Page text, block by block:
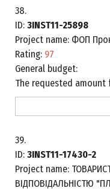
38.
ID: 3INST11-25898
Project name: ФОП
Rating: 97
General budget:
The requested amount
39.
ID: 3INST11-17430-2
Project name:
ВІДПОВІДАЛЬНІСТЮ